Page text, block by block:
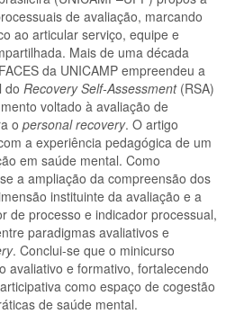
de avaliação, marcando
ao articular serviço, equipe e
Mais de uma década
da UNICAMP empreendeu a
do Recovery Self-Assessment(RSA)
voltado à avaliação de
o personal recovery. O artigo
a experiência pedagógica de um
em saúde mental. Como
a ampliação da compreensão dos
instituinte da avaliação e a
de processo e indicador processual,
paradigmas avaliativos e
. Conclui-se que o minicurso
avaliativo e formativo, fortalecendo
como espaço de cogestão
de saúde mental.